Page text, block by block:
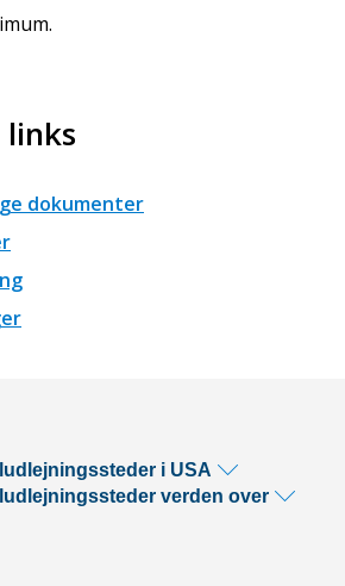
links
dokumenter
i USA
verden over